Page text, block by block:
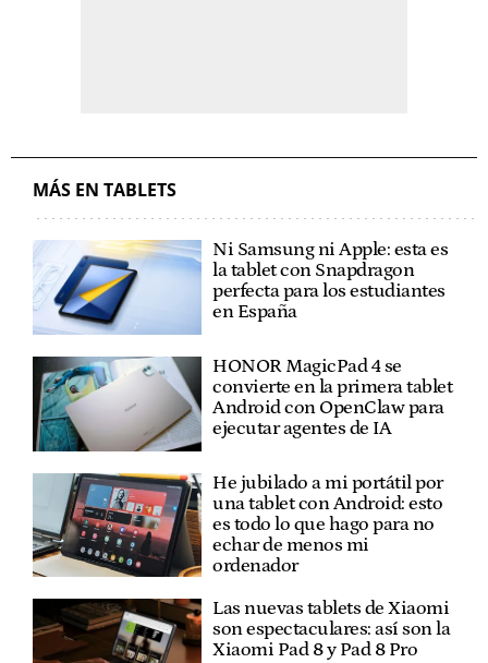
MÁS EN TABLETS
Ni Samsung ni Apple: esta es
la tablet con Snapdragon
perfecta para los estudiantes
en España
HONOR MagicPad 4 se
convierte en la primera tablet
Android con OpenClaw para
ejecutar agentes de IA
He jubilado a mi portátil por
una tablet con Android: esto
es todo lo que hago para no
echar de menos mi
ordenador
Las nuevas tablets de Xiaomi
son espectaculares: así son la
Xiaomi Pad 8 y Pad 8 Pro